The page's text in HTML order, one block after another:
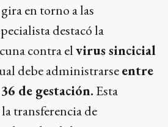
en torno a las
destacó la
contra elvirus sincicial
debe administrarseentre
de gestación.Esta
transferencia de